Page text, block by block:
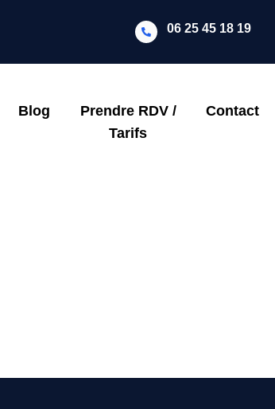
06 25 45 18 19
Blog
Prendre RDV /
Tarifs
Contact